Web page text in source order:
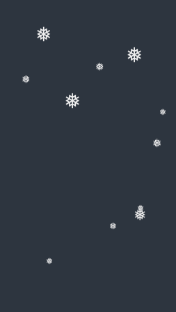
❅
❅
❅
❅
❅
❅
❅
❅
❅
❅
❅